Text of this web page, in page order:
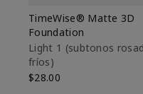
TimeWise® Matte 3D
Foundation
Light 1​ (subtonos
fríos)
$28.00